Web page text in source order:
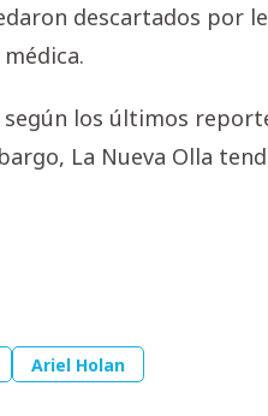
descartados por
los últimos
La Nueva Olla
Ariel Holan